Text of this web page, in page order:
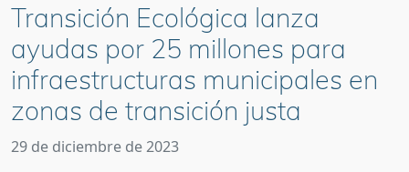
Transición Ecológica lanza
ayudas por 25 millones para
infraestructuras municipales en
zonas de transición justa
29 de diciembre de 2023